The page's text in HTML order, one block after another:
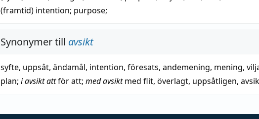
(framtid) intention; purpose;
Synonymer till avsikt
syfte, uppsåt, ändamål, intention, föresats, andemening, mening,
plan; i avsikt attför att; med avsikt med flit, överlagt, uppsåtligen,